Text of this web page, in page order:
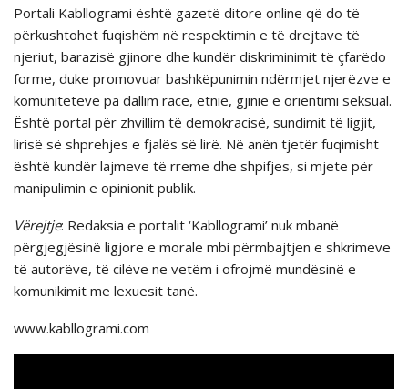
Portali Kabllogrami është gazetë ditore online që do të
përkushtohet fuqishëm në respektimin e të drejtave të
njeriut, barazisë gjinore dhe kundër diskriminimit të çfarëdo
forme, duke promovuar bashkëpunimin ndërmjet njerëzve e
komuniteteve pa dallim race, etnie, gjinie e orientimi seksual.
Është portal për zhvillim të demokracisë, sundimit të ligjit,
lirisë së shprehjes e fjalës së lirë. Në anën tjetër fuqimisht
është kundër lajmeve të rreme dhe shpifjes, si mjete për
manipulimin e opinionit publik.
Vërejtje: Redaksia e portalit ‘Kabllogrami’ nuk mbanë
përgjegjësinë ligjore e morale mbi përmbajtjen e shkrimeve
të autorëve, të cilëve ne vetëm i ofrojmë mundësinë e
komunikimit me lexuesit tanë.
www.kabllogrami.com